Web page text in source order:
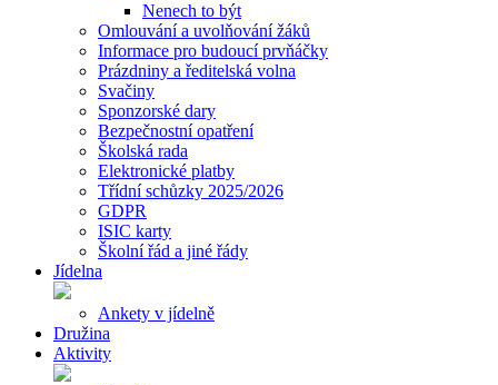
Nenech to být
Omlouvání a uvolňování žáků
Informace pro budoucí prvňáčky
Prázdniny a ředitelská volna
Svačiny
Sponzorské dary
Bezpečnostní opatření
Školská rada
Elektronické platby
Třídní schůzky 2025/2026
GDPR
ISIC karty
Školní řád a jiné řády
Jídelna
Ankety v jídelně
Družina
Aktivity